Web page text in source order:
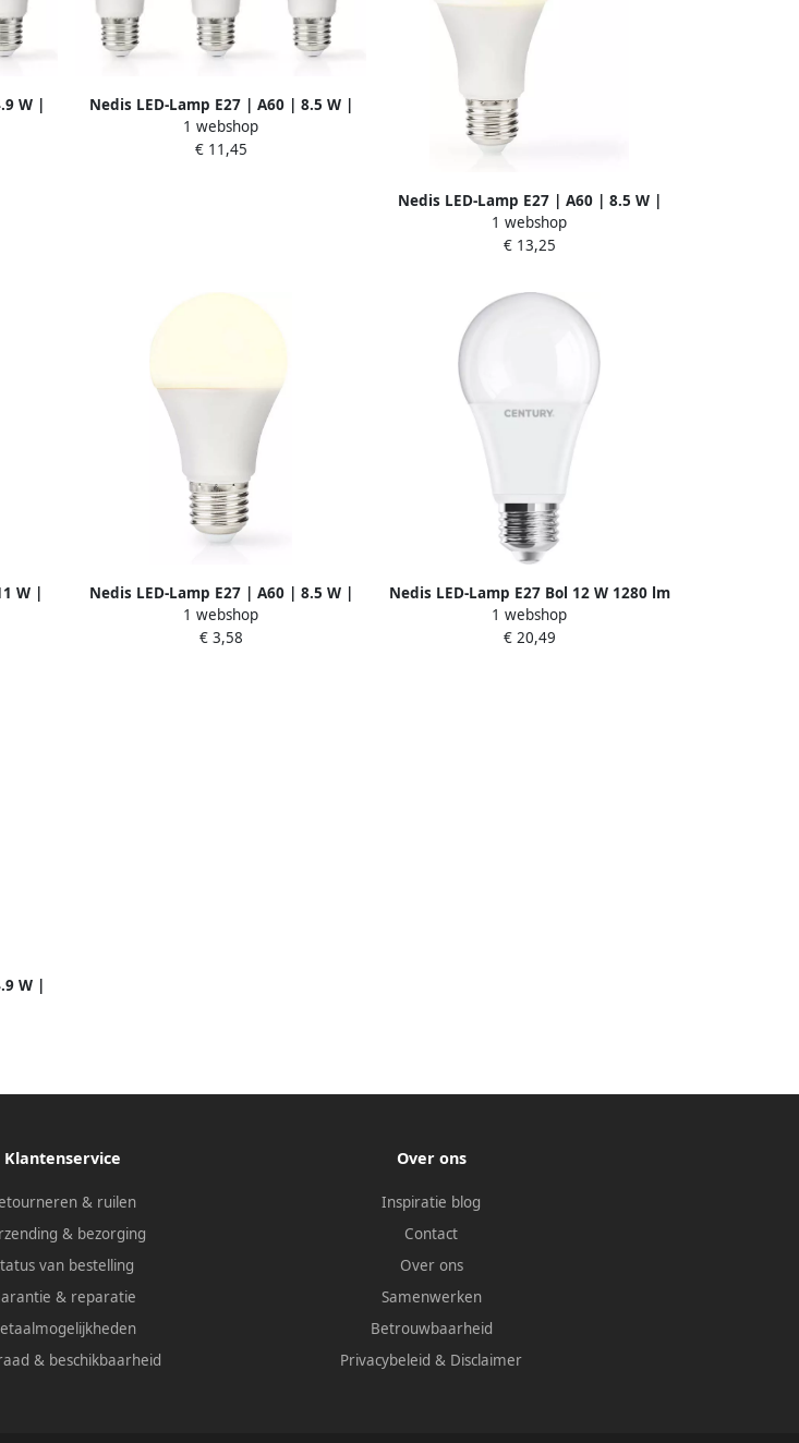
W |
Nedis LED-Lamp E27 | A60 | 8.5 W |
806 lm | 2700 K | 3 stuks | 1 stuks
LBE27A602P3
1 webshop
€ 11,45
Nedis LED-Lamp E27 | A60 | 8.5 W |
806 lm | 3000 K | Wit | 1 stuks
LBPE27A602
1 webshop
€ 13,25
W |
Nedis LED-Lamp E27 | A60 | 8.5 W |
806 lm | 2700 K | 1 stuks LBE27A602
1 webshop
€ 3,58
Nedis LED-Lamp E27 Bol 12 W 1280 lm
3000 K ARP-122430
1 webshop
€ 20,49
W |
Klantenservice
& ruilen
& bezorging
van bestelling
& reparatie
& beschikbaarheid
Over ons
Inspiratie blog
Contact
Over ons
Samenwerken
Betrouwbaarheid
Privacybeleid & Disclaimer